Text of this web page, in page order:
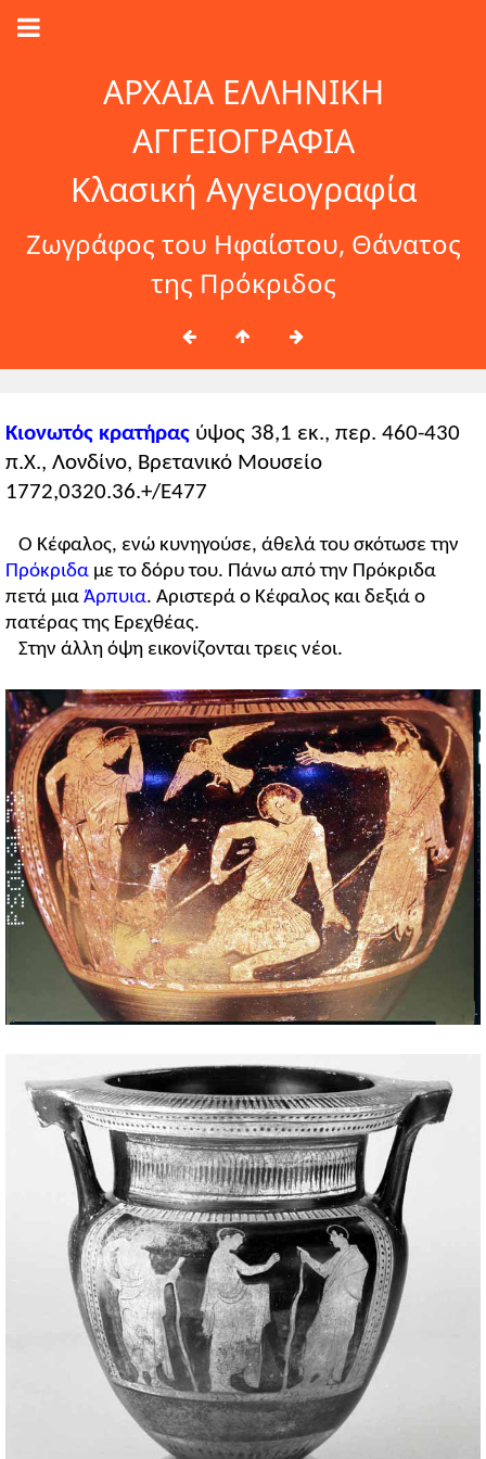
ΑΡΧΑΙΑ ΕΛΛΗΝΙΚΗ
ΑΓΓΕΙΟΓΡΑΦΙΑ
Κλασική Αγγειογραφία
Ζωγράφος του Ηφαίστου, Θάνατος
της Πρόκριδος
Κιονωτός κρατήρας ύψος 38,1 εκ., περ. 460-430
π.Χ., Λονδίνο, Βρετανικό Μουσείο
1772,0320.36.+/E477
Ο Κέφαλος, ενώ κυνηγούσε, άθελά του σκότωσε την
Πρόκριδα με το δόρυ του. Πάνω από την Πρόκριδα
πετά μια Άρπυια. Αριστερά ο Κέφαλος και δεξιά ο
πατέρας της Ερεχθέας.
Στην άλλη όψη εικονίζονται τρεις νέοι.